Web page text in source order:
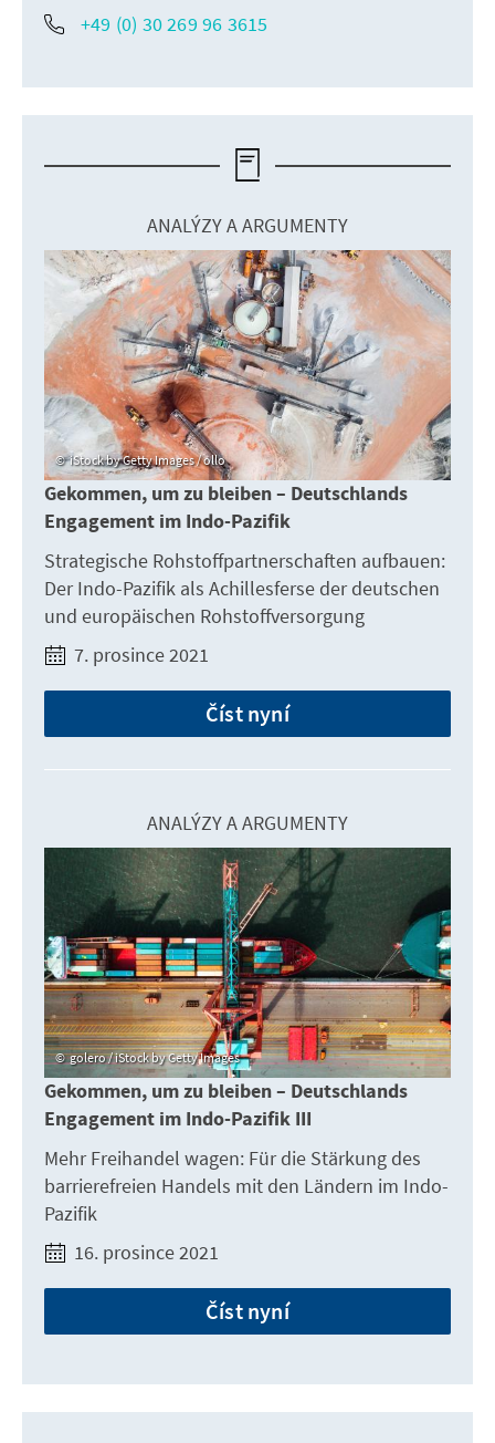
+49 (0) 30 269 96 3615
ANALÝZY A ARGUMENTY
iStock by Getty Images / ollo
Gekommen, um zu bleiben – Deutschlands
Engagement im Indo-Pazifik
Strategische Rohstoffpartnerschaften aufbauen:
Der Indo-Pazifik als Achillesferse der deutschen
und europäischen Rohstoffversorgung
7. prosince 2021
Číst nyní
ANALÝZY A ARGUMENTY
golero / iStock by Getty Images
Gekommen, um zu bleiben – Deutschlands
Engagement im Indo-Pazifik III
Mehr Freihandel wagen: Für die Stärkung des
barrierefreien Handels mit den Ländern im Indo-
Pazifik
16. prosince 2021
Číst nyní